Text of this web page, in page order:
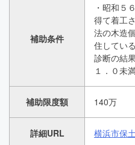
補助条件
・昭和５
得て着工
法の木造
住してい
診断の結
１．０未
補助限度額 140万
詳細URL 横浜市保